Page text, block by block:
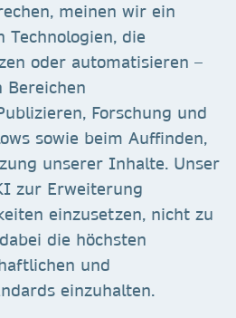
meinen wir ein
die
oder automatisieren –
Bereichen
Forschung und
sowie beim Auffinden,
unserer Inhalte. Unser
zur Erweiterung
einzusetzen, nicht zu
die höchsten
und
einzuhalten.